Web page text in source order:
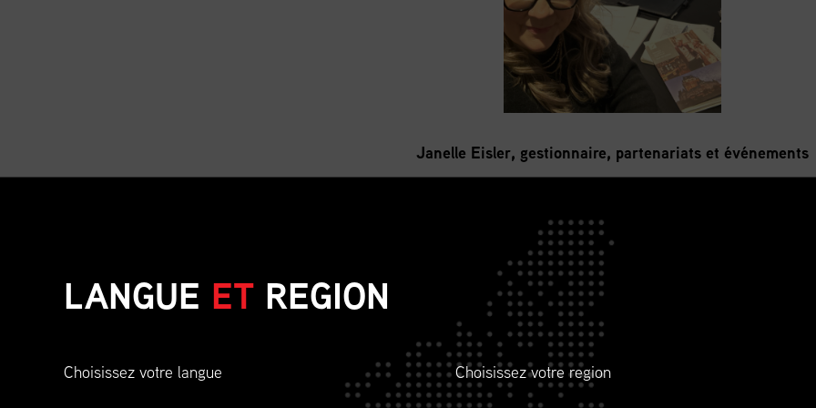
Janelle Eisler, gestionnaire, partenariats et événements
visite offre un aperçu des coulisses de l’organisation de l’un des événements les plus
SUR LE TERRAIN À QUÉBEC
Le séjour de Janelle sur place est consacré à la finalisation des éléments logistiques qui
LANGUE ET REGION
Choisissez votre langue Choisissez votre region